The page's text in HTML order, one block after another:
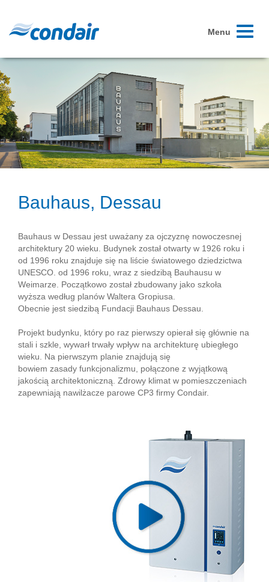
Toggle
Menu
Bauhaus, Dessau
Bauhaus w Dessau jest uważany za ojczyznę nowoczesnej
architektury 20 wieku. Budynek został otwarty w 1926 roku i
od 1996 roku znajduje się na liście światowego dziedzictwa
UNESCO. od 1996 roku, wraz z siedzibą Bauhausu w
Weimarze. Początkowo został zbudowany jako szkoła
wyższa według planów Waltera Gropiusa.
Obecnie jest siedzibą Fundacji Bauhaus Dessau.
Projekt budynku, który po raz pierwszy opierał się głównie na
stali i szkle, wywarł trwały wpływ na architekturę ubiegłego
wieku. Na pierwszym planie znajdują się
bowiem zasady funkcjonalizmu, połączone z wyjątkową
jakością architektoniczną. Zdrowy klimat w pomieszczeniach
zapewniają nawilżacze parowe CP3 firmy Condair.